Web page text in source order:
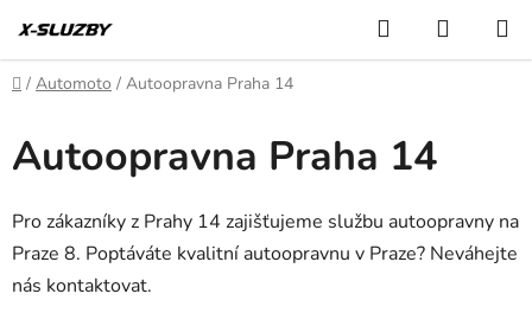
na
obsah
Hledat
KOŠÍK
Domů
/ Automoto / Autoopravna Praha 14
Autoopravna Praha 14
Pro zákazníky z Prahy 14 zajišťujeme službu autoopravny na
Praze 8. Poptáváte kvalitní autoopravnu v Praze? Neváhejte
nás kontaktovat.